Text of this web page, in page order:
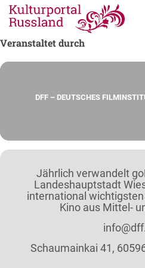
Veranstaltet durch
DFF – DEUTSCHES
Jährlich verwandelt
Landeshauptstadt
international
Kino aus Mittel-
Schaumainkai 41,